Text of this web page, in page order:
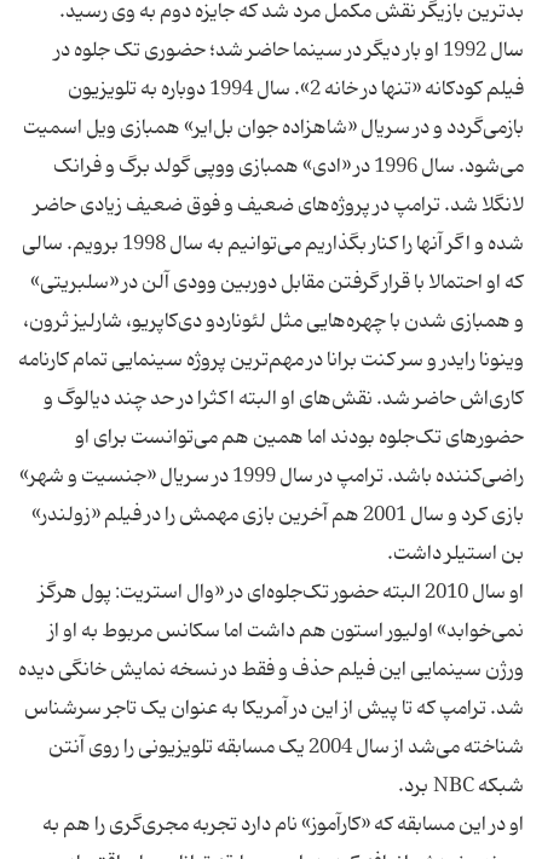
سال 1992 او بار دیگر در سینما حاضر شد؛ حضوری تک جلوه در
فیلم کودکانه «تنها در خانه 2». سال 1994 دوباره به تلویزیون
بازمی‌گردد و در سریال «شاهزاده جوان بل‌ایر» همبازی ویل اسمیت
می‌شود. سال 1996 در «ادی» همبازی ووپی گولد برگ و فرانک
لانگلا شد. ترامپ در پروژه‌های ضعیف و فوق ضعیف زیادی حاضر
شده و اگر آنها را کنار بگذاریم می‌توانیم به سال 1998 برویم. سالی
که او احتمالا با قرار گرفتن مقابل دوربین وودی آلن در «سلبریتی»
و همبازی شدن با چهره‌هایی مثل لئوناردو دی‌کاپریو، شارلیز ثرون،
وینونا رایدر و سر کنت برانا در مهم‌ترین پروژه سینمایی تمام کارنامه
کاری‌اش حاضر شد. نقش‌های او البته اکثرا در حد چند دیالوگ و
حضور‌های تک‌جلوه بودند اما همین هم می‌توانست برای او
راضی‌کننده باشد. ترامپ در سال 1999 در سریال «جنسیت و شهر»
بازی کرد و سال 2001 هم آخرین بازی مهمش را در فیلم «زولندر»
او سال 2010 البته حضور تک‌جلوه‌ای در «وال استریت: پول هرگز
نمی‌خوابد» اولیور استون هم داشت اما سکانس مربوط به او از
ورژن سینمایی این فیلم حذف و فقط در نسخه نمایش خانگی دیده
شد. ترامپ که تا پیش از این در آمریکا به عنوان یک تاجر سرشناس
شناخته می‌شد از سال 2004 یک مسابقه تلویزیونی را روی آنتن
او در این مسابقه که «کارآموز» نام دارد تجربه مجری‌گری را هم به